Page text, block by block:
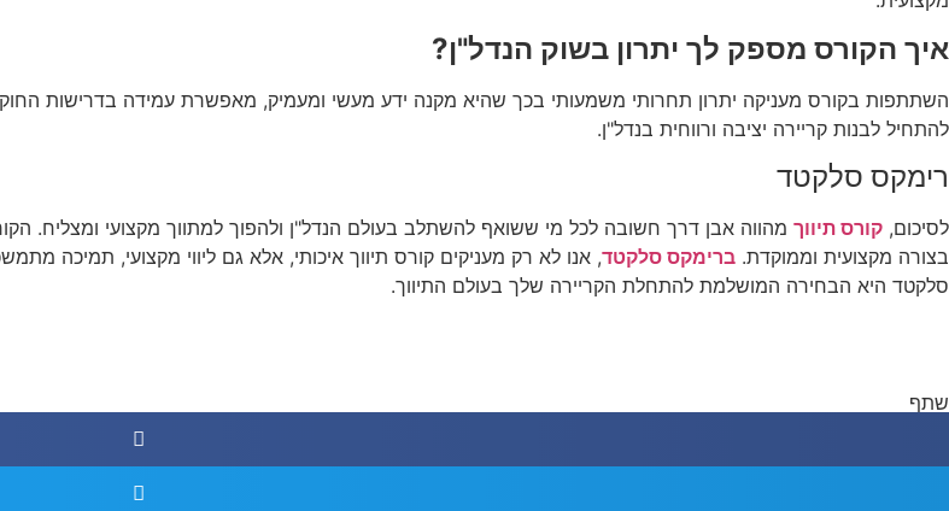
איך הקורס מספק לך יתרון בשוק הנדל"ן?
השתתפות בקורס מעניקה יתרון תחרותי משמעותי בכך שהיא מקנה ידע מעשי ומעמיק, מאפשרת עמידה בדרישות
להתחיל לבנות קריירה יציבה ורווחית בנדל"ן.
רימקס סלקטד
לסיכום, קורס תיווך מהווה אבן דרך חשובה לכל מי ששואף להשתלב בעולם הנדל"ן ולהפוך למתווך מקצועי ומצליח.
בצורה מקצועית וממוקדת. ברימקס סלקטד, אנו לא רק מעניקים קורס תיווך איכותי, אלא גם ליווי מקצועי, תמיכה
סלקטד היא הבחירה המושלמת להתחלת הקריירה שלך בעולם התיווך.
שתף